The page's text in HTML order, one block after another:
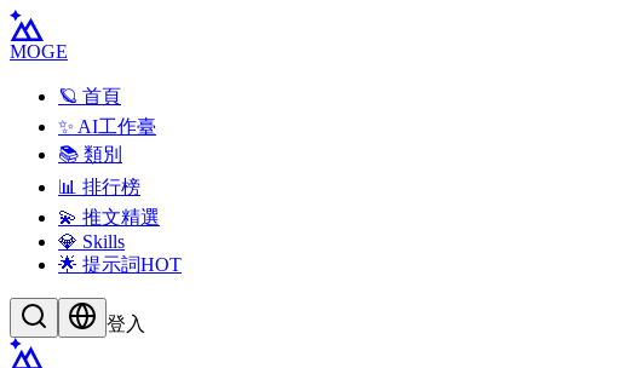
MOGE
🪐 首頁
✨ AI工作臺
📚 類別
📊 排行榜
💫 推文精選
💎 Skills
🌟 提示詞HOT
登入